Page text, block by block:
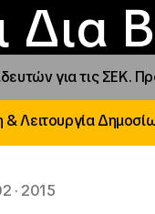
Δια
και
για τις ΣΕΚ.
& Λειτουργία
· 2015